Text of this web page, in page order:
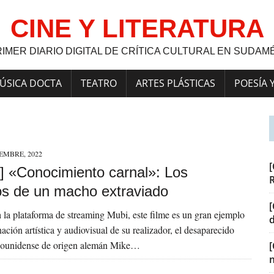
CINE Y LITERATURA
DIARIO DIGITAL DE CRÍTICA CULTURAL EN
DOCTA TEATRO ARTES PLÁSTICAS POESÍA
2022
«Conocimiento carnal»: Los
de un macho extraviado
plataforma de streaming Mubi, este filme es un gran ejemplo
artística y audiovisual de su realizador, el desaparecido
de origen alemán Mike…